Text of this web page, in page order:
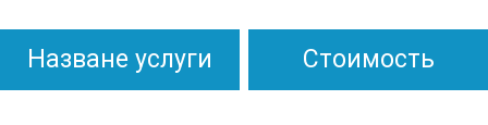
Назване услуги Стоимость